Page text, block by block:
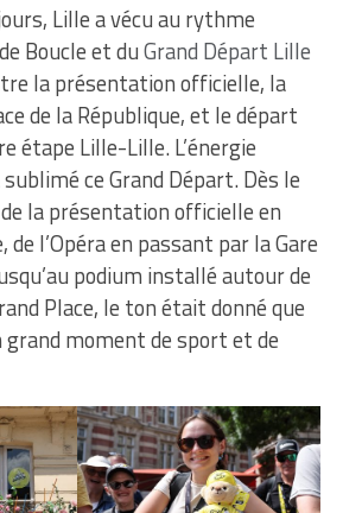
Lille a vécu au rythme
Boucle et duGrand Départ Lille
la présentation officielle, la
de la République, et le départ
étape Lille-Lille. L’énergie
ce Grand Départ. Dès le
la présentation officielle en
de l’Opéra en passant par la Gare
podium installé autour de
Place, le ton était donné que
moment de sport et de